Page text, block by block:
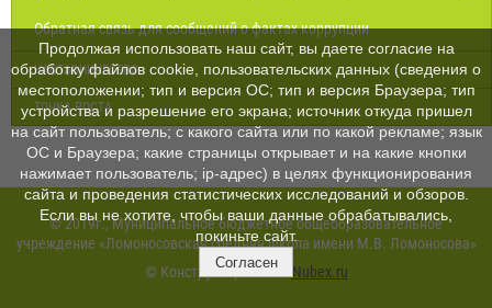
Обратная связь для сообщений о фактах коррупции
НАСТАВНИЧЕСТВО
ТОЧКА РОСТА
© 2019г., Муниципальное бюджетное общеобразовательное
учреждение «Ломоносовская средняя школа имени М.В. Ломоносова»
© Конструктор сайтов Nubex.ru
Продолжая использовать наш сайт, вы даете согласие на
обработку файлов cookie, пользовательских данных (сведения о
местоположении; тип и версия ОС; тип и версия Браузера; тип
устройства и разрешение его экрана; источник откуда пришел
на сайт пользователь; с какого сайта или по какой рекламе; язык
ОС и Браузера; какие страницы открывает и на какие кнопки
нажимает пользователь; ip-адрес) в целях функционирования
сайта и проведения статистических исследований и обзоров.
Если вы не хотите, чтобы ваши данные обрабатывались,
покиньте сайт.
Согласен